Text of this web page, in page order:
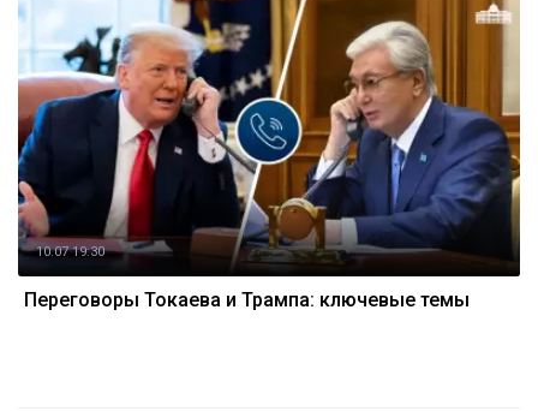
10.07 19:30
Переговоры Токаева и Трампа: ключевые темы